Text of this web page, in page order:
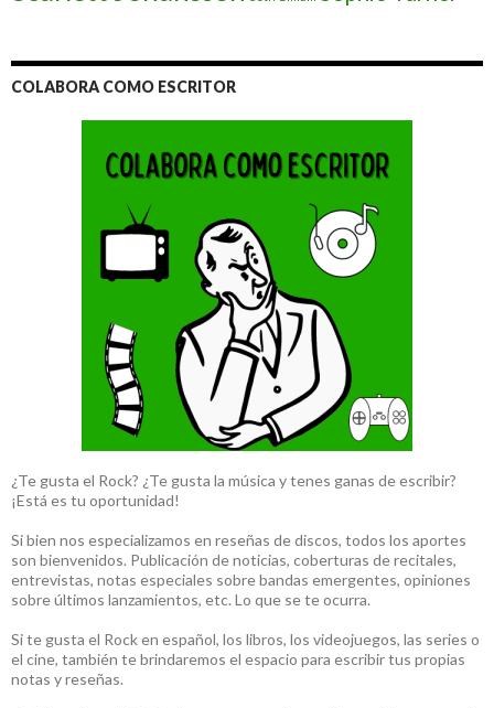
COLABORA COMO ESCRITOR
¿Te gusta el Rock? ¿Te gusta la música y tenes ganas de escribir?
¡Está es tu oportunidad!
Si bien nos especializamos en reseñas de discos, todos los aportes
son bienvenidos. Publicación de noticias, coberturas de recitales,
entrevistas, notas especiales sobre bandas emergentes, opiniones
sobre últimos lanzamientos, etc. Lo que se te ocurra.
Si te gusta el Rock en español, los libros, los videojuegos, las series o
el cine, también te brindaremos el espacio para escribir tus propias
notas y reseñas.